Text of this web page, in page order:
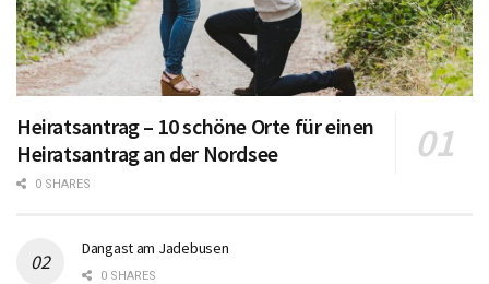
Heiratsantrag – 10 schöne Orte für einen
Heiratsantrag an der Nordsee
0 SHARES
Dangast am Jadebusen
0 SHARES